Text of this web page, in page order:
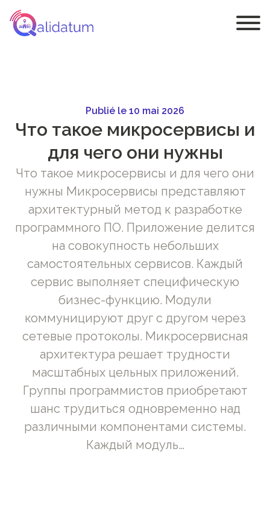
Publié le 10 mai 2026
Что такое микросервисы и
для чего они нужны
Что такое микросервисы и для чего они
нужны Микросервисы представляют
архитектурный метод к разработке
программного ПО. Приложение делится
на совокупность небольших
самостоятельных сервисов. Каждый
сервис выполняет специфическую
бизнес-функцию. Модули
коммуницируют друг с другом через
сетевые протоколы. Микросервисная
архитектура решает трудности
масштабных цельных приложений.
Группы программистов приобретают
шанс трудиться одновременно над
различными компонентами системы.
Каждый модуль…